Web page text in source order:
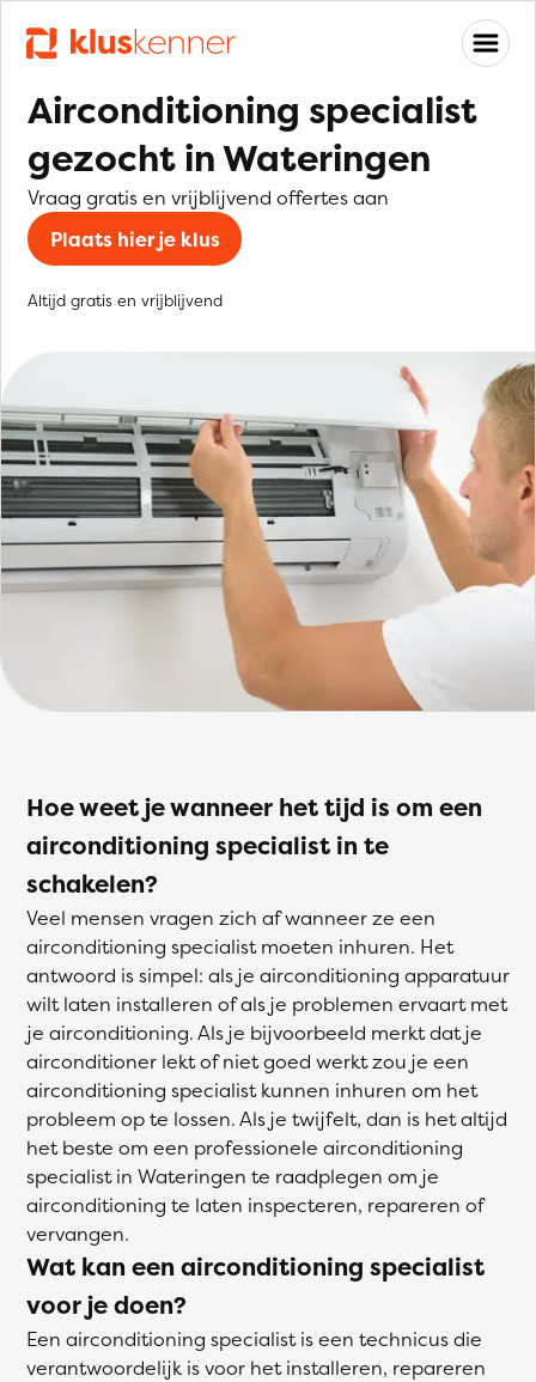
Airconditioning specialist
gezocht in Wateringen
Vraag gratis en vrijblijvend offertes aan
Plaats hier je klus
Altijd gratis en vrijblijvend
Hoe weet je wanneer het tijd is om een
airconditioning specialist in te
schakelen?
Veel mensen vragen zich af wanneer ze een
airconditioning specialist moeten inhuren. Het
antwoord is simpel: als je airconditioning apparatuur
wilt laten installeren of als je problemen ervaart met
je airconditioning. Als je bijvoorbeeld merkt dat je
airconditioner lekt of niet goed werkt zou je een
airconditioning specialist kunnen inhuren om het
probleem op te lossen. Als je twijfelt, dan is het altijd
het beste om een professionele airconditioning
specialist in Wateringen te raadplegen om je
airconditioning te laten inspecteren, repareren of
vervangen.
Wat kan een airconditioning specialist
voor je doen?
Een airconditioning specialist is een technicus die
verantwoordelijk is voor het installeren, repareren